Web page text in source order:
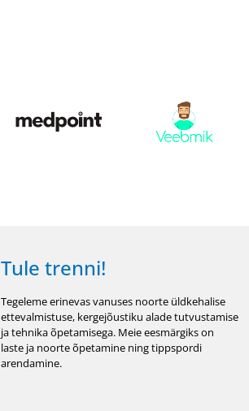
Tule trenni!
Tegeleme erinevas vanuses noorte üldkehalise
ettevalmistuse, kergejõustiku alade tutvustamise
ja tehnika õpetamisega. Meie eesmärgiks on
laste ja noorte õpetamine ning tippspordi
arendamine.